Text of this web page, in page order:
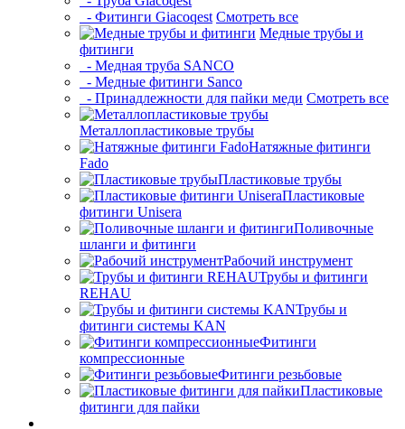
- Фитинги Giacoqest Смотреть все
Медные трубы и
фитинги
- Медная труба SANCO
- Медные фитинги Sanco
- Принадлежности для пайки меди Смотреть все
Металлопластиковые трубы
Натяжные фитинги
Fado
Пластиковые трубы
Пластиковые
фитинги Unisera
Поливочные
шланги и фитинги
Рабочий инструмент
Трубы и фитинги
REHAU
Трубы и
фитинги системы KAN
Фитинги
компрессионные
Фитинги резьбовые
Пластиковые
фитинги для пайки